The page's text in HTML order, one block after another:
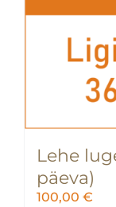
Lehe
päeva)
100,00 €